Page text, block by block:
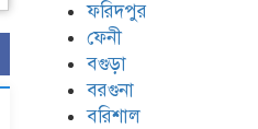
ফরিদপুর
ফেনী
বগুড়া
বরগুনা
বরিশাল